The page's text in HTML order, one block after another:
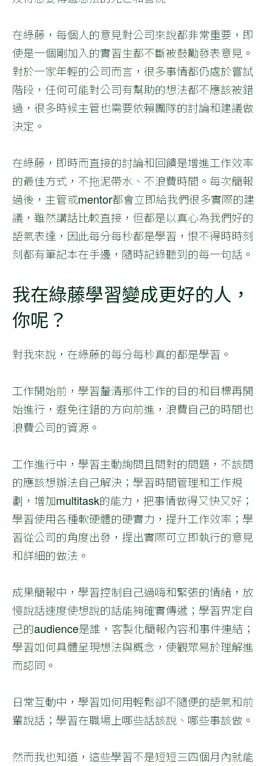
在綠藤，每個人的意見對公司來說都非常重要，即
使是一個剛加入的實習生都不斷被鼓勵發表意見。
對於一家年輕的公司而言，很多事情都仍處於嘗試
階段，任何可能對公司有幫助的想法都不應該被錯
過，很多時候主管也需要依賴團隊的討論和建議做
決定。
在綠藤，即時而直接的討論和回饋是增進工作效率
的最佳方式，不拖泥帶水、不浪費時間。每次簡報
過後，主管或mentor都會立即給我們很多實際的建
議，雖然講話比較直接，但都是以真心為我們好的
語氣表達，因此每分每秒都是學習，恨不得時時刻
刻都有筆記本在手邊，隨時記錄聽到的每一句話。
我在綠藤學習變成更好的人，
你呢？
對我來說，在綠藤的每分每秒真的都是學習。
工作開始前，學習釐清那件工作的目的和目標再開
始進行，避免往錯的方向前進，浪費自己的時間也
浪費公司的資源。
工作進行中，學習主動詢問且問對的問題，不該問
的應該想辦法自己解決；學習時間管理和工作規
劃，增加multitask的能力，把事情做得又快又好；
學習使用各種軟硬體的硬實力，提升工作效率；學
習從公司的角度出發，提出實際可立即執行的意見
和詳細的做法。
成果簡報中，學習控制自己過嗨和緊張的情緒，放
慢說話速度使想說的話能夠確實傳遞；學習界定自
己的audience是誰，客製化簡報內容和事件連結；
學習如何具體呈現想法與概念，使觀眾易於理解進
而認同。
日常互動中，學習如何用輕鬆卻不隨便的語氣和前
輩說話；學習在職場上哪些話該說、哪些事該做。
然而我也知道，這些學習不是短短三四個月內就能